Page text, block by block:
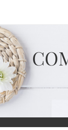
content